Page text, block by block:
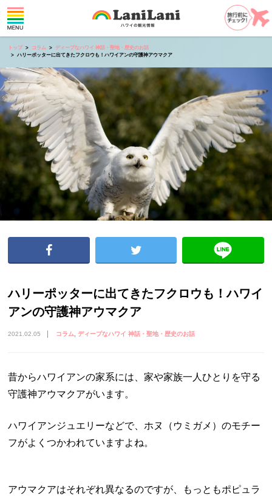
トップ コラム
ディープなハワイ 神話・聖地・歴史のお話
ハリーポッターに出てきたフクロウも！ハワイアンの守護神アウマクア
ハリーポッターに出てきたフクロウも！ハワイ
アンの守護神アウマクア
2021.02.05 コラム ディープなハワイ 神話・聖地・歴史のお話
昔からハワイアンの家系には、家や家族一人ひとりを守る
守護神アウマクアがいます。
ハワイアンジュエリーなどで、ホヌ（ウミガメ）のモチー
フがよくつかわれていますよね。
アウマクアはそれぞれ異なるのですが、もっともポピュラ